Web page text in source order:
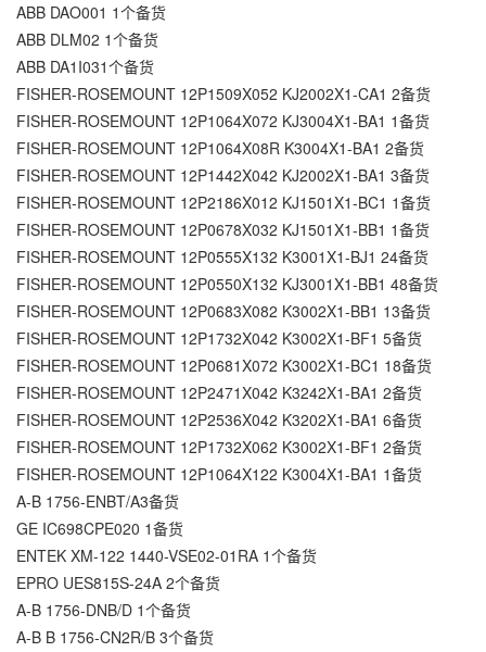
ABB DAO001 1个备货
ABB DLM02 1个备货
ABB DA1I031个备货
FISHER-ROSEMOUNT 12P1509X052 KJ2002X1-CA1 2备货
FISHER-ROSEMOUNT 12P1064X072 KJ3004X1-BA1 1备货
FISHER-ROSEMOUNT 12P1064X08R K3004X1-BA1 2备货
FISHER-ROSEMOUNT 12P1442X042 KJ2002X1-BA1 3备货
FISHER-ROSEMOUNT 12P2186X012 KJ1501X1-BC1 1备货
FISHER-ROSEMOUNT 12P0678X032 KJ1501X1-BB1 1备货
FISHER-ROSEMOUNT 12P0555X132 K3001X1-BJ1 24备货
FISHER-ROSEMOUNT 12P0550X132 KJ3001X1-BB1 48备货
FISHER-ROSEMOUNT 12P0683X082 K3002X1-BB1 13备货
FISHER-ROSEMOUNT 12P1732X042 K3002X1-BF1 5备货
FISHER-ROSEMOUNT 12P0681X072 K3002X1-BC1 18备货
FISHER-ROSEMOUNT 12P2471X042 K3242X1-BA1 2备货
FISHER-ROSEMOUNT 12P2536X042 K3202X1-BA1 6备货
FISHER-ROSEMOUNT 12P1732X062 K3002X1-BF1 2备货
FISHER-ROSEMOUNT 12P1064X122 K3004X1-BA1 1备货
A-B 1756-ENBT/A3备货
GE IC698CPE020 1备货
ENTEK XM-122 1440-VSE02-01RA 1个备货
EPRO UES815S-24A 2个备货
A-B 1756-DNB/D 1个备货
A-B B 1756-CN2R/B 3个备货